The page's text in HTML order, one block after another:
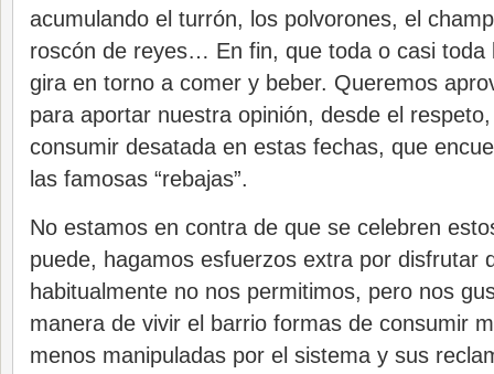
acumulando el turrón, los polvorones, el
roscón de reyes… En fin, que toda o casi toda
gira en torno a comer y beber. Queremos
para aportar nuestra opinión, desde el
consumir desatada en estas fechas, que
las famosas “rebajas”.
No estamos en contra de que se celebren
puede, hagamos esfuerzos extra por disfrutar
habitualmente no nos permitimos, pero nos
manera de vivir el barrio formas de consumir
menos manipuladas por el sistema y sus